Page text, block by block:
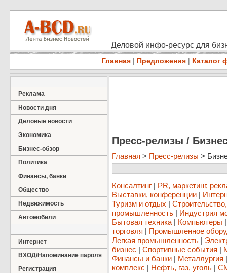
Деловой инфо-ресурс для
Главная | Предложения | Каталог
Реклама
Новости дня
Деловые новости
Экономика
Бизнес-обзор
Политика
Финансы, банки
Общество
Недвижимость
Автомобили
Интернет
ВХОД/Напоминание пароля
Регистрация
Пресс-релизы /
Главная > Пресс-релизы >
Консалтинг | PR, маркетинг,
Выставки, конференции |
Туризм и отдых |
промышленность | Индустрия
Бытовая техника | Компьютеры
торговля | Промышленное
Легкая промышленность |
бизнес | Спортивные события |
Финансы и банки | Металлургия
комплекс | Нефть, газ, уголь |